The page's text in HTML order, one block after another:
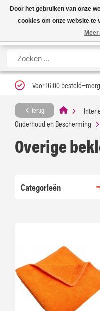
Nieuwe levertijd: 1 tot 3
Carfume met
Voor 16:00
Terug
Onderhoud en Bescherming
Overige
Categorieën
Door het gebruiken van onze
cookies om onze website te